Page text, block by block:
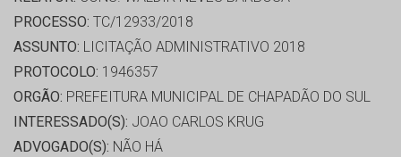
PROCESSO: TC/12933/2018
ASSUNTO: LICITAÇÃO ADMINISTRATIVO 2018
PROTOCOLO: 1946357
ORGÃO: PREFEITURA MUNICIPAL DE CHAPADÃO DO SUL
INTERESSADO(S): JOAO CARLOS KRUG
ADVOGADO(S): NÃO HÁ